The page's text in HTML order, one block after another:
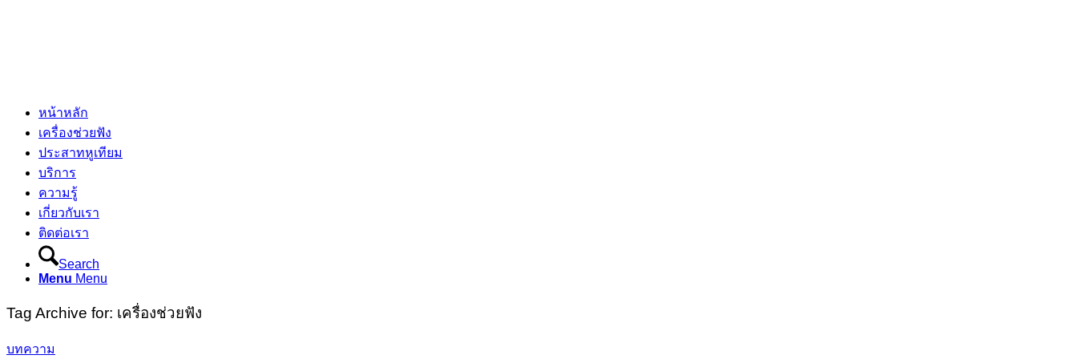
หน้าหลัก
เครื่องช่วยฟัง
ประสาทหูเทียม
บริการ
ความรู้
เกี่ยวกับเรา
ติดต่อเรา
Search
Menu Menu
Tag Archive for: เครื่องช่วยฟัง
บทความ